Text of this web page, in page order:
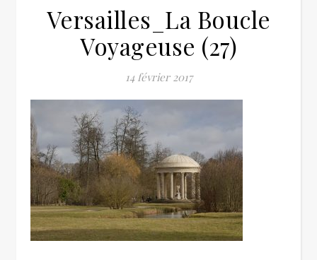
Versailles_La Boucle
Voyageuse (27)
14 février 2017